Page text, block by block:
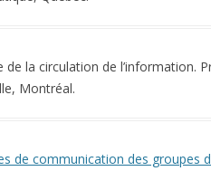
de la circulation de
Montréal.
de communication des groupes